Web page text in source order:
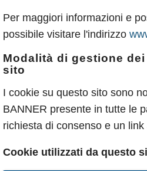
Per maggiori informazioni e
possibile visitare l'indirizzo
Modalità di gestione
sito
I cookie su questo sito sono
BANNER presente in tutte le
richiesta di consenso e un
Cookie utilizzati da questo